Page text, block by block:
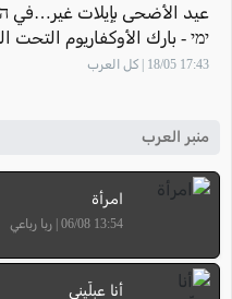
ימי - بارك الأوكفاريوم التحت المائي- ايلات
17:43 18/05 | كل العرب
منبر العرب
امرأة
13:54 06/08 | ربا رباعي
أنا عبلّيني